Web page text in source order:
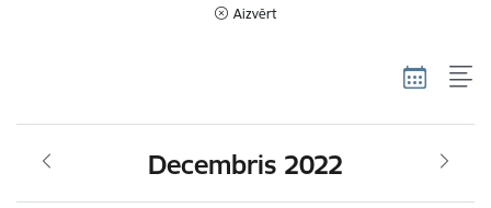
Aizvērt
Decembris 2022